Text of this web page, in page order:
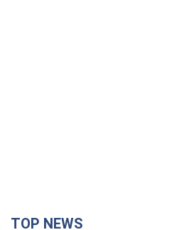
"Защита нашей жизни":